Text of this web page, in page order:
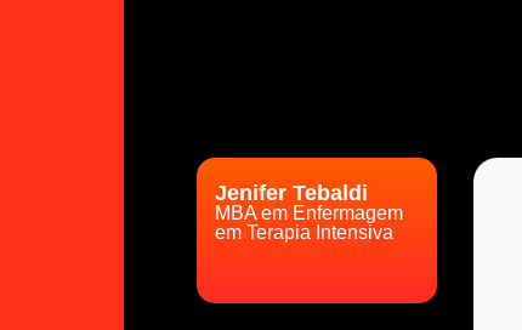
Jenifer Tebaldi
MBA em Enfermagem
em Terapia Intensiva